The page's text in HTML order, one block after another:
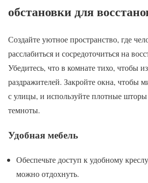
обстановки для
Создайте уютное пространство, где
расслабиться и сосредоточиться на
Убедитесь, что в комнате тихо, чтобы
раздражителей. Закройте окна, чтобы
с улицы, и используйте плотные шторы
темноты.
Удобная мебель
Обеспечьте доступ к удобному
можно отдохнуть.